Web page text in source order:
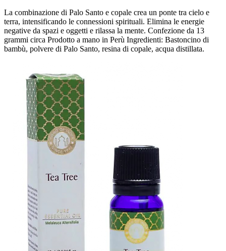
La combinazione di Palo Santo e copale crea un ponte tra cielo e
terra, intensificando le connessioni spirituali. Elimina le energie
negative da spazi e oggetti e rilassa la mente. Confezione da 13
grammi circa Prodotto a mano in Perù Ingredienti: Bastoncino di
bambù, polvere di Palo Santo, resina di copale, acqua distillata.